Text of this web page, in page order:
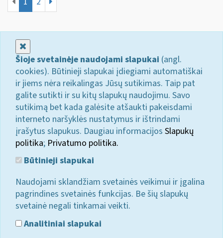
Šioje svetainėje naudojami slapukai (angl.
cookies). Būtinieji slapukai įdiegiami automatiškai
ir jiems nėra reikalingas Jūsų sutikimas. Taip pat
galite sutikti ir su kitų slapukų naudojimu. Savo
sutikimą bet kada galėsite atšaukti pakeisdami
interneto naršyklės nustatymus ir ištrindami
įrašytus slapukus. Daugiau informacijos Slapukų
politika; Privatumo politika.
Būtinieji slapukai
Naudojami sklandžiam svetainės veikimui ir įgalina
pagrindines svetainės funkcijas. Be šių slapukų
svetainė negali tinkamai veikti.
Analitiniai slapukai